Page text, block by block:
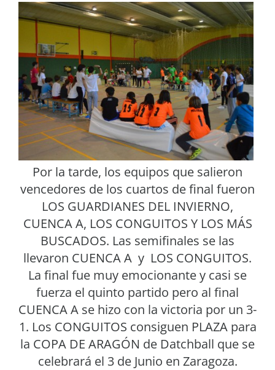
Por la tarde, los equipos que salieron
vencedores de los cuartos de final fueron
LOS GUARDIANES DEL INVIERNO,
CUENCA A, LOS CONGUITOS Y LOS MÁS
BUSCADOS. Las semifinales se las
llevaron CUENCA A y LOS CONGUITOS.
La final fue muy emocionante y casi se
fuerza el quinto partido pero al final
CUENCA A se hizo con la victoria por un 3-
1. Los CONGUITOS consiguen PLAZA para
la COPA DE ARAGÓN de Datchball que se
celebrará el 3 de Junio en Zaragoza.